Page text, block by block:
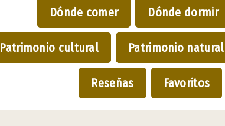
Dónde comer Dónde dormir
Patrimonio cultural Patrimonio natural
Reseñas Favoritos